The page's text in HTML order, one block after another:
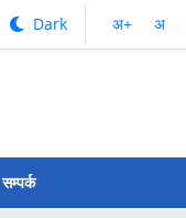
Dark अ‌‌+ अ‌
सम्पर्क